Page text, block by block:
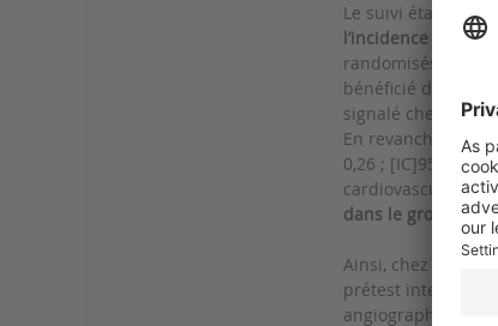
Le suivi était
l’incidence des
randomisés dans
bénéficié d’une
signalé chez 8,8%
En revanche,
les
0,26 ; [IC]95% :
cardiovasculaires
dans le groupe
Ainsi, chez les
prétest
angiographie